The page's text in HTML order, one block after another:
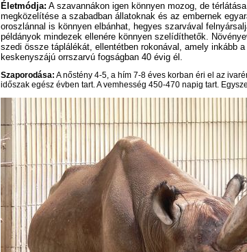
Életmódja: A szavannákon igen könnyen mozog, de
megközelítése a szabadban állatoknak és az embernek
oroszlánnal is könnyen elbánhat, hegyes szarvával
példányok mindezek ellenére könnyen szelídíthetők.
szedi össze táplálékát, ellentétben rokonával, amely inkább a
keskenyszájú orrszarvú fogságban 40 évig él.
Szaporodása: Anőstény 4-5, a hím 7-8 éves korban éri el az
időszak egész évben tart. A vemhesség 450-470 napig tart.